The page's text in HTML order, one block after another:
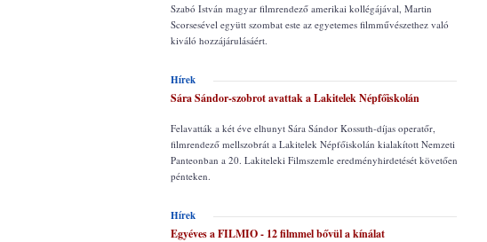
Szabó István magyar filmrendező amerikai kollégájával, Martin
Scorsesével együtt szombat este az egyetemes filmművészethez való
kiváló hozzájárulásáért.
Hírek
Sára Sándor-szobrot avattak a Lakitelek Népfőiskolán
Felavatták a két éve elhunyt Sára Sándor Kossuth-díjas operatőr,
filmrendező mellszobrát a Lakitelek Népfőiskolán kialakított Nemzeti
Panteonban a 20. Lakiteleki Filmszemle eredményhirdetését követően
pénteken.
Hírek
Egyéves a FILMIO - 12 filmmel bővül a kínálat